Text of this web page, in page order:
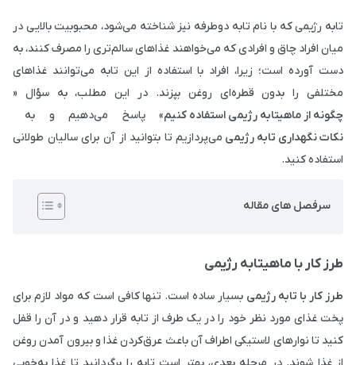
تابه رژیمی که با نام تابه دوطرفه نیز شناخته می‌شود، محبوبیت بالایی در
میان افراد چاق و افرادی که می‌خواهند غذاهای سالم‌تری را مصرف کنند، به
دست آورده است؛ زیرا، افراد با استفاده از این تابه می‌توانند غذاهای
مختلفی را بدون قطره‌ای روغن بپزند. در این مطلب، به سؤال «
چگونه از ماهیتابه رژیمی استفاده کنیم» پاسخ می‌دهیم و به
نکات نگهداری تابه رژیمی می‌پردازیم تا بتوانید از آن برای سالیان طولانی
استفاده کنید.
سرفصل های مقاله
طرز کار با ماهیتابه رژیمی
طرز کار با تابه رژیمی بسیار ساده است. تنها کافی است که مواد لازم برای
پخت غذای مورد نظر خود را در یک طرف از تابه قرار دهید و در آن را قفل
کنید تا نوارهای لاستیکی اطراف آن باعث عرق‌کردن غذا و بیرون آمدن روغن